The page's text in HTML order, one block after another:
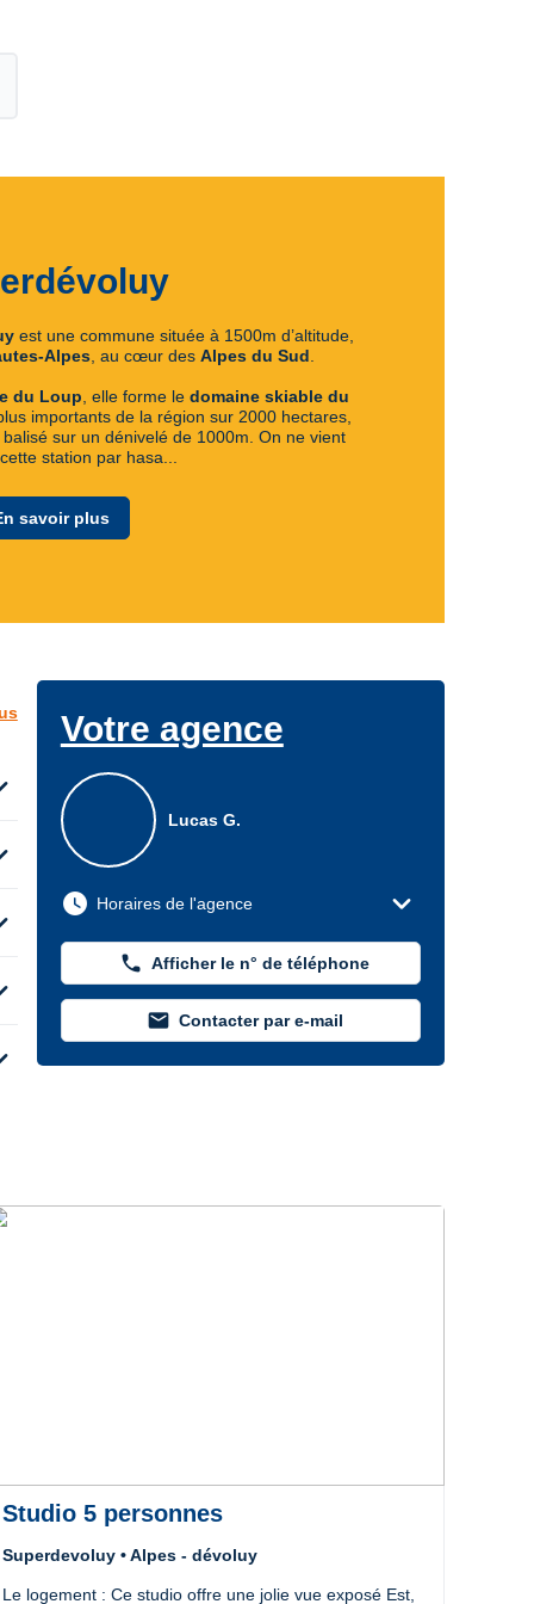
est une commune située à 1500m d’altitude,
Alpes , au cœur des Alpes du Sud
du Loup , elle forme le domaine skiable du
importants de la région sur 2000 hectares,
sur un dénivelé de 1000m. On ne vient
station par hasa...
savoir plus
Votre agence
Lucas G.
watch_later Horaires de l'agence expand_more
phone Afficher le n° de téléphone
mail Contacter par e-mail
Studio 5 personnes
Superdevoluy • Alpes - dévoluy
Le logement : Ce studio offre une jolie vue exposé Est,